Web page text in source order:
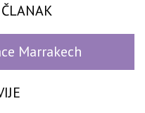
Marrakech